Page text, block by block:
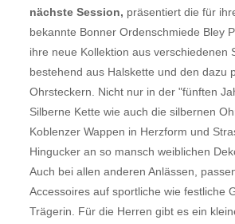
nächste Session, präsentiert die für
bekannte Bonner Ordenschmiede Bley
ihre neue Kollektion aus verschiedenen
bestehend aus Halskette und den dazu
Ohrsteckern. Nicht nur in der "fünften
Silberne Kette wie auch die silbernen
Koblenzer Wappen in Herzform und
Hingucker an so mansch weiblichen
Auch bei allen anderen Anlässen,
Accessoires auf sportliche wie festliche
Trägerin. Für die Herren gibt es ein